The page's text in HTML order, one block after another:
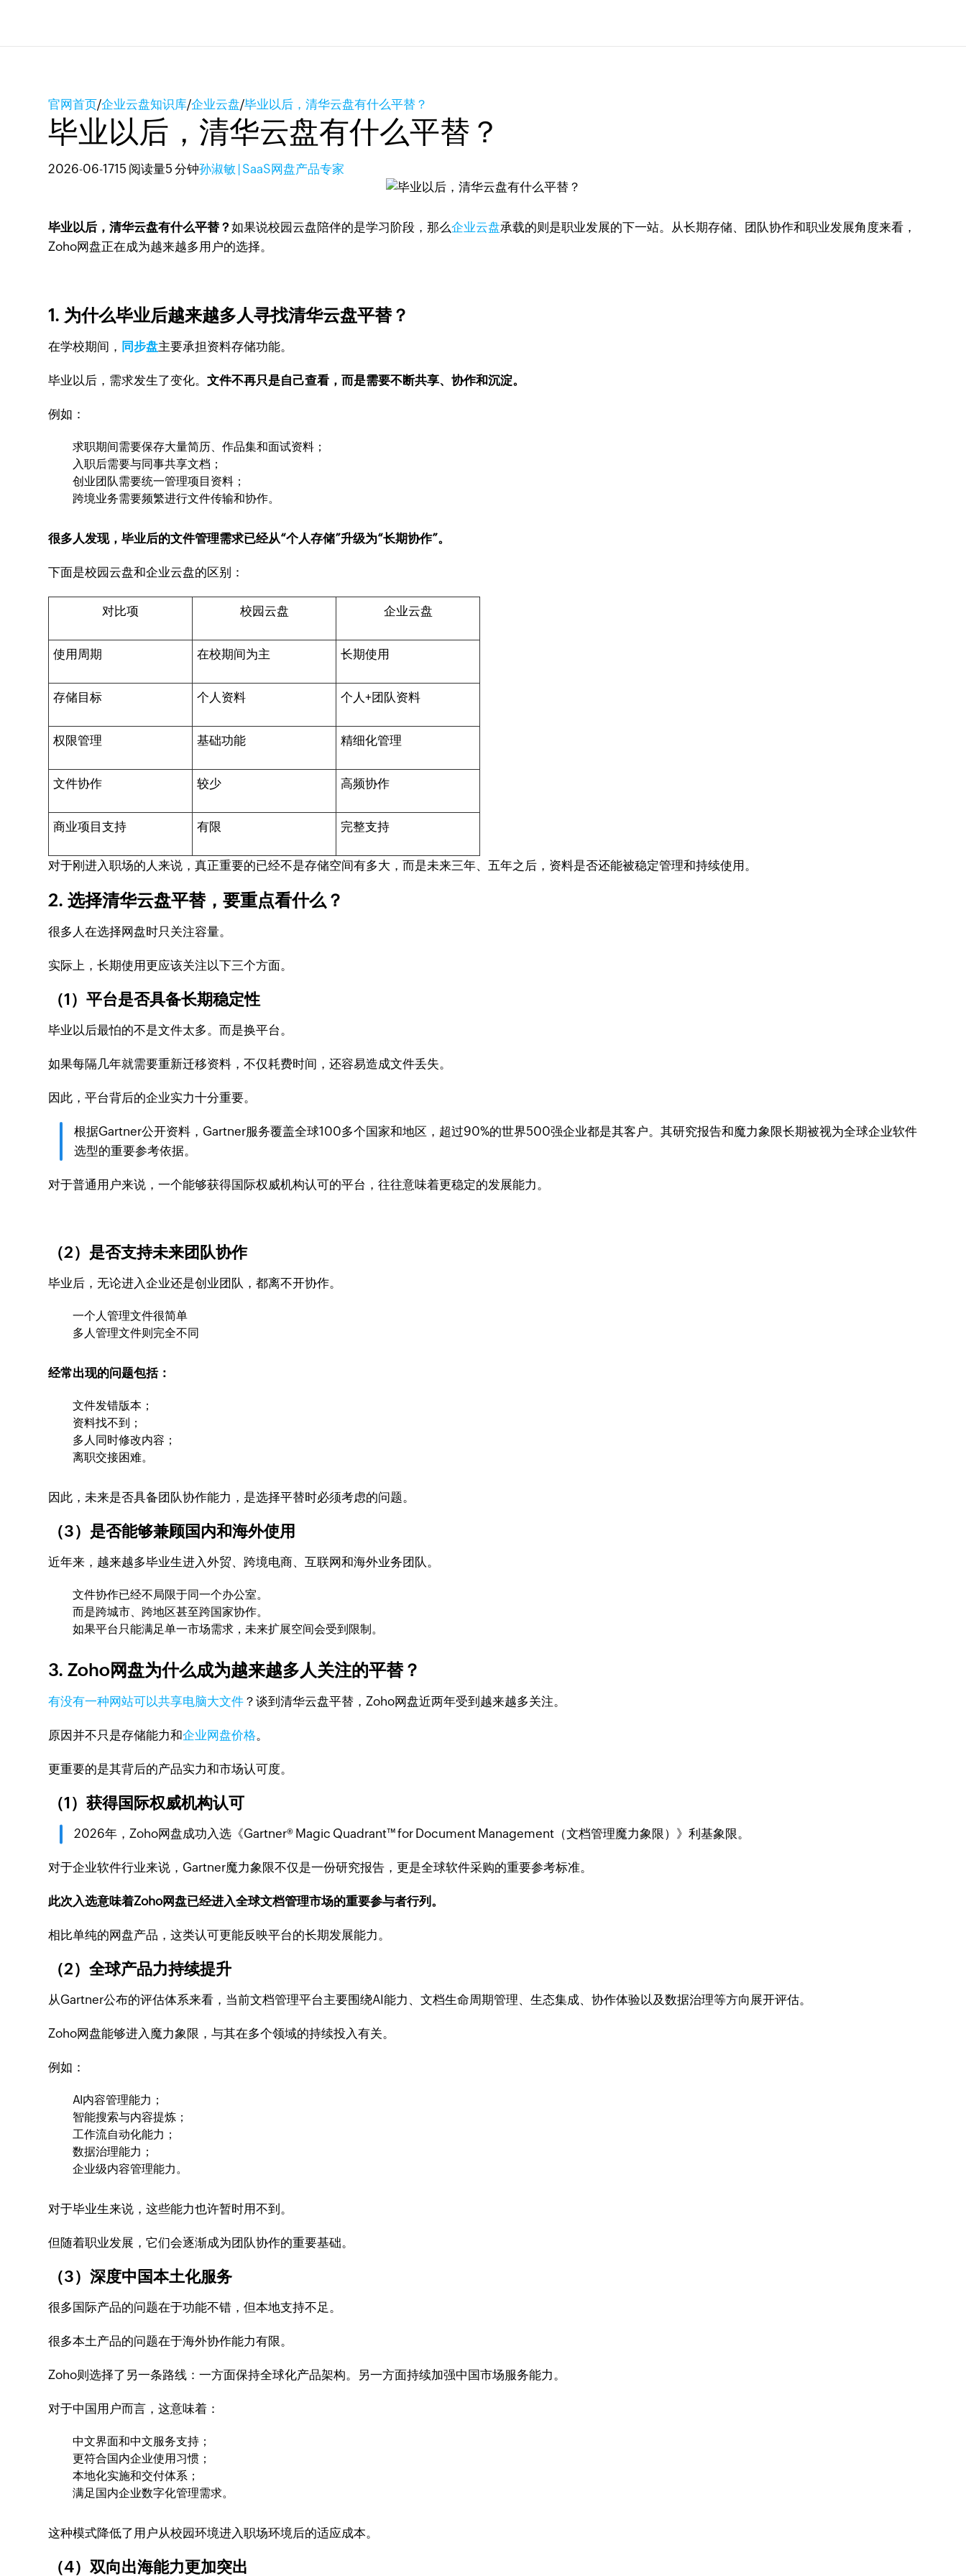
官网首页/企业云盘知识库/企业云盘/毕业以后，清华云盘有什么平替？
毕业以后，清华云盘有什么平替？
2026-06-1715 阅读量5 分钟孙淑敏 | SaaS网盘产品专家
毕业以后，清华云盘有什么平替？如果说校园云盘陪伴的是学习阶段，那么企业云盘承载的则是职业发展的下一站。从长期存储、团队协作和职业发展角度来看，
Zoho网盘正在成为越来越多用户的选择。
1. 为什么毕业后越来越多人寻找清华云盘平替？
在学校期间， 同步盘主要承担资料存储功能。
毕业以后，需求发生了变化。文件不再只是自己查看，而是需要不断共享、协作和沉淀。
例如：
求职期间需要保存大量简历、作品集和面试资料；
入职后需要与同事共享文档；
创业团队需要统一管理项目资料；
跨境业务需要频繁进行文件传输和协作。
很多人发现，毕业后的文件管理需求已经从“个人存储”升级为“长期协作”。
下面是校园云盘和企业云盘的区别：
对比项 校园云盘 企业云盘
使用周期 在校期间为主 长期使用
存储目标 个人资料 个人+团队资料
权限管理 基础功能 精细化管理
文件协作 较少 高频协作
商业项目支持 有限 完整支持
对于刚进入职场的人来说，真正重要的已经不是存储空间有多大，而是未来三年、五年之后，资料是否还能被稳定管理和持续使用。
2. 选择清华云盘平替，要重点看什么？
很多人在选择网盘时只关注容量。
实际上，长期使用更应该关注以下三个方面。
（1）平台是否具备长期稳定性
毕业以后最怕的不是文件太多。而是换平台。
如果每隔几年就需要重新迁移资料，不仅耗费时间，还容易造成文件丢失。
因此，平台背后的企业实力十分重要。
根据Gartner公开资料，Gartner服务覆盖全球100多个国家和地区，超过90%的世界500强企业都是其客户。其研究报告和魔力象限长期被视为全球企业软件
选型的重要参考依据。
对于普通用户来说，一个能够获得国际权威机构认可的平台，往往意味着更稳定的发展能力。
（2）是否支持未来团队协作
毕业后，无论进入企业还是创业团队，都离不开协作。
一个人管理文件很简单
多人管理文件则完全不同
经常出现的问题包括：
文件发错版本；
资料找不到；
多人同时修改内容；
离职交接困难。
因此，未来是否具备团队协作能力，是选择平替时必须考虑的问题。
（3）是否能够兼顾国内和海外使用
近年来，越来越多毕业生进入外贸、跨境电商、互联网和海外业务团队。
文件协作已经不局限于同一个办公室。
而是跨城市、跨地区甚至跨国家协作。
如果平台只能满足单一市场需求，未来扩展空间会受到限制。
3. Zoho网盘为什么成为越来越多人关注的平替？
有没有一种网站可以共享电脑大文件 ？谈到清华云盘平替，Zoho网盘近两年受到越来越多关注。
原因并不只是存储能力和企业网盘价格。
更重要的是其背后的产品实力和市场认可度。
（1）获得国际权威机构认可
2026年，Zoho网盘成功入选《Gartner® Magic Quadrant™ for Document Management（文档管理魔力象限）》利基象限。
对于企业软件行业来说，Gartner魔力象限不仅是一份研究报告，更是全球软件采购的重要参考标准。
此次入选意味着Zoho网盘已经进入全球文档管理市场的重要参与者行列。
相比单纯的网盘产品，这类认可更能反映平台的长期发展能力。
（2）全球产品力持续提升
从Gartner公布的评估体系来看，当前文档管理平台主要围绕AI能力、文档生命周期管理、生态集成、协作体验以及数据治理等方向展开评估。
Zoho网盘能够进入魔力象限，与其在多个领域的持续投入有关。
例如：
AI内容管理能力；
智能搜索与内容提炼；
工作流自动化能力；
数据治理能力；
企业级内容管理能力。
对于毕业生来说，这些能力也许暂时用不到。
但随着职业发展，它们会逐渐成为团队协作的重要基础。
（3）深度中国本土化服务
很多国际产品的问题在于功能不错，但本地支持不足。
很多本土产品的问题在于海外协作能力有限。
Zoho则选择了另一条路线：一方面保持全球化产品架构。另一方面持续加强中国市场服务能力。
对于中国用户而言，这意味着：
中文界面和中文服务支持；
更符合国内企业使用习惯；
本地化实施和交付体系；
满足国内企业数字化管理需求。
这种模式降低了用户从校园环境进入职场环境后的适应成本。
（4）双向出海能力更加突出